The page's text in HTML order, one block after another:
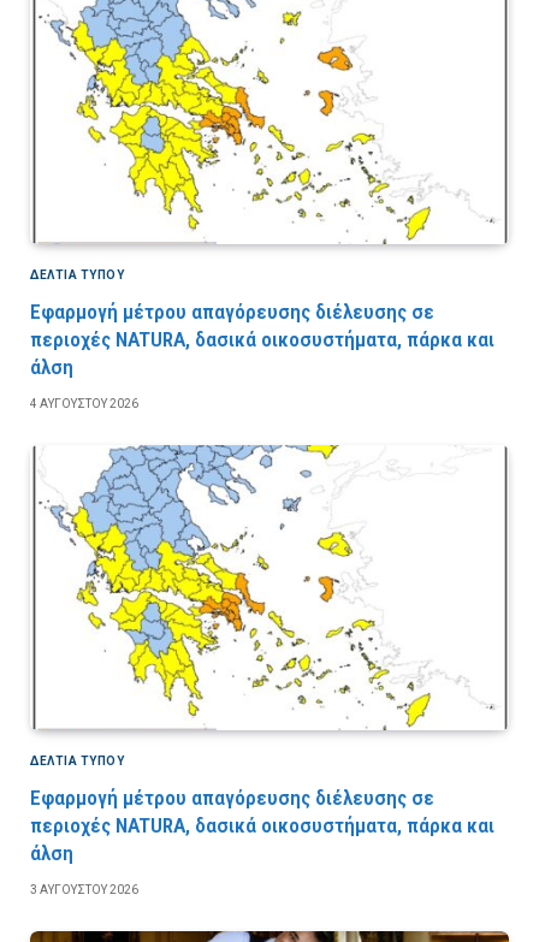
ΔΕΛΤΙΑ ΤΥΠΟΥ
Εφαρμογή μέτρου απαγόρευσης διέλευσης σε
περιοχές NATURA, δασικά οικοσυστήματα, πάρκα και
άλση
4 ΑΥΓΟΎΣΤΟΥ 2026
ΔΕΛΤΙΑ ΤΥΠΟΥ
Εφαρμογή μέτρου απαγόρευσης διέλευσης σε
περιοχές NATURA, δασικά οικοσυστήματα, πάρκα και
άλση
3 ΑΥΓΟΎΣΤΟΥ 2026